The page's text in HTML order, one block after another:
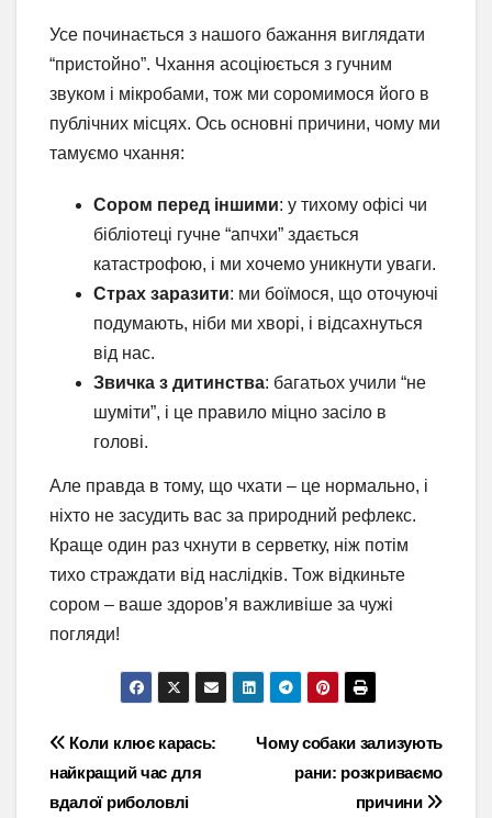
Усе починається з нашого бажання виглядати
“пристойно”. Чхання асоціюється з гучним
звуком і мікробами, тож ми соромимося його в
публічних місцях. Ось основні причини, чому ми
тамуємо чхання:
Сором перед іншими: у тихому офісі чи
бібліотеці гучне “апчхи” здається
катастрофою, і ми хочемо уникнути уваги.
Страх заразити: ми боїмося, що оточуючі
подумають, ніби ми хворі, і відсахнуться
від нас.
Звичка з дитинства: багатьох учили “не
шуміти”, і це правило міцно засіло в
голові.
Але правда в тому, що чхати – це нормально, і
ніхто не засудить вас за природний рефлекс.
Краще один раз чхнути в серветку, ніж потім
тихо страждати від наслідків. Тож відкиньте
сором – ваше здоров’я важливіше за чужі
погляди!
Навігація
записів
Чому собаки зализують
рани: розкриваємо
причини
Коли клює карась:
найкращий час для
вдалої риболовлі